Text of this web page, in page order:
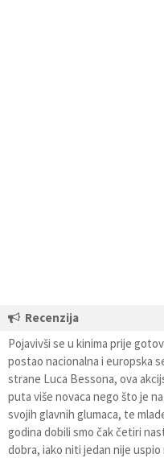
Recenzija
Pojavivši se u kinima prije
postao nacionalna i europska
strane Luca Bessona, ova
puta više novaca nego što je
svojih glavnih glumaca, te
godina dobili smo čak četiri
dobra, iako niti jedan nije